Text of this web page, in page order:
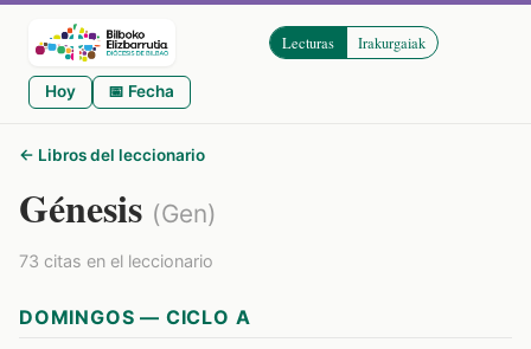
Lecturas Irakurgaiak
Hoy 📅 Fecha
← Libros del leccionario
Génesis (Gen)
73 citas en el leccionario
DOMINGOS — CICLO A